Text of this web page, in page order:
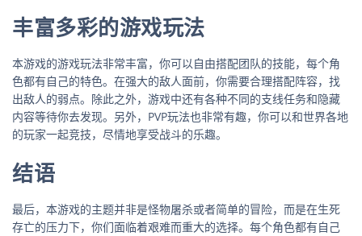
丰富多彩的游戏玩法
本游戏的游戏玩法非常丰富，你可以自由搭配团队的技能，每个角
色都有自己的特色。在强大的敌人面前，你需要合理搭配阵容，找
出敌人的弱点。除此之外，游戏中还有各种不同的支线任务和隐藏
内容等待你去发现。另外，PVP玩法也非常有趣，你可以和世界各地
的玩家一起竞技，尽情地享受战斗的乐趣。
结语
最后，本游戏的主题并非是怪物屠杀或者简单的冒险，而是在生死
存亡的压力下，你们面临着艰难而重大的选择。每个角色都有自己